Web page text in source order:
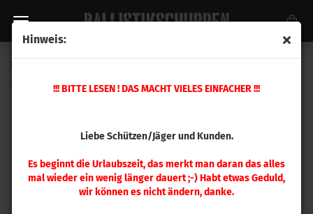
Hinweis:
!!! BITTE LESEN ! DAS MACHT VIELES EINFACHER !!!
Liebe Schützen/Jäger und Kunden.
Es beginnt die Urlaubszeit, das merkt man daran das alles
mal wieder ein wenig länger dauert ;-) Habt etwas Geduld,
wir können es nicht ändern, danke.
7020)